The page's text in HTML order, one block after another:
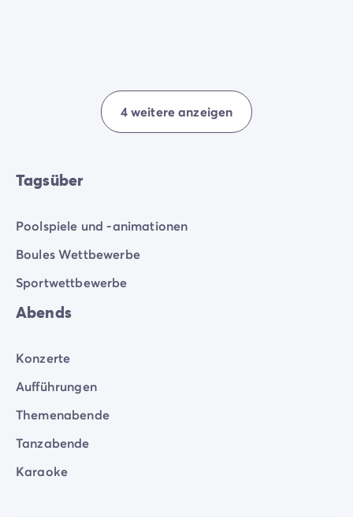
4 weitere anzeigen
Tagsüber
Poolspiele und -animationen
Boules Wettbewerbe
Sportwettbewerbe
Abends
Konzerte
Aufführungen
Themenabende
Tanzabende
Karaoke